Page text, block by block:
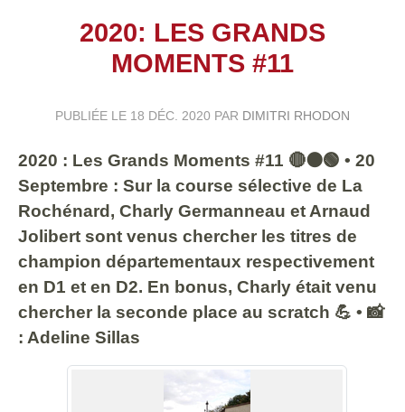
2020: LES GRANDS
MOMENTS #11
PUBLIÉE LE 18 DÉC. 2020 PAR DIMITRI RHODON
2020 : Les Grands Moments #11 🔴⚫️🟢 • 20
Septembre : Sur la course sélective de La
Rochénard, Charly Germanneau et Arnaud
Jolibert sont venus chercher les titres de
champion départementaux respectivement
en D1 et en D2. En bonus, Charly était venu
chercher la seconde place au scratch 💪 • 📸
: Adeline Sillas